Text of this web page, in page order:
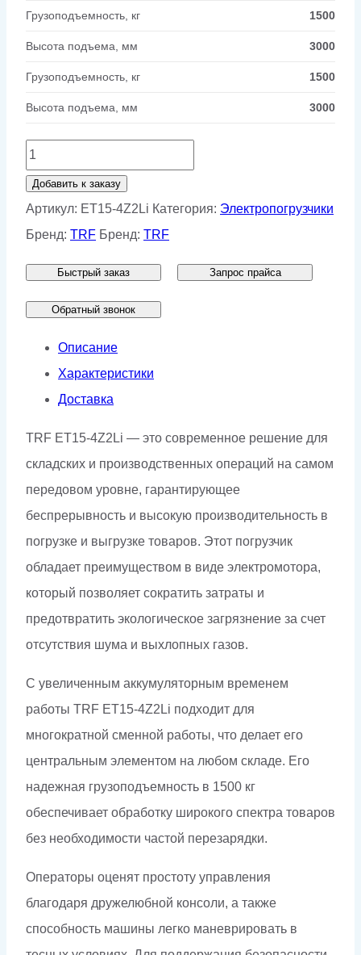
Грузоподъемность, кг 1500
Высота подъема, мм 3000
Грузоподъемность, кг 1500
Высота подъема, мм 3000
Количество
товара
Вилочный
погрузчик
ET15-
4Z2Li
Добавить к заказу
Артикул: ET15-4Z2Li Категория: Электропогрузчики
Бренд: TRF Бренд: TRF
Быстрый заказ Запрос прайса
Обратный звонок
Описание
Характеристики
Доставка
TRF ET15-4Z2Li — это современное решение для
складских и производственных операций на самом
передовом уровне, гарантирующее
беспрерывность и высокую производительность в
погрузке и выгрузке товаров. Этот погрузчик
обладает преимуществом в виде электромотора,
который позволяет сократить затраты и
предотвратить экологическое загрязнение за счет
отсутствия шума и выхлопных газов.
С увеличенным аккумуляторным временем
работы TRF ET15-4Z2Li подходит для
многократной сменной работы, что делает его
центральным элементом на любом складе. Его
надежная грузоподъемность в 1500 кг
обеспечивает обработку широкого спектра товаров
без необходимости частой перезарядки.
Операторы оценят простоту управления
благодаря дружелюбной консоли, а также
способность машины легко маневрировать в